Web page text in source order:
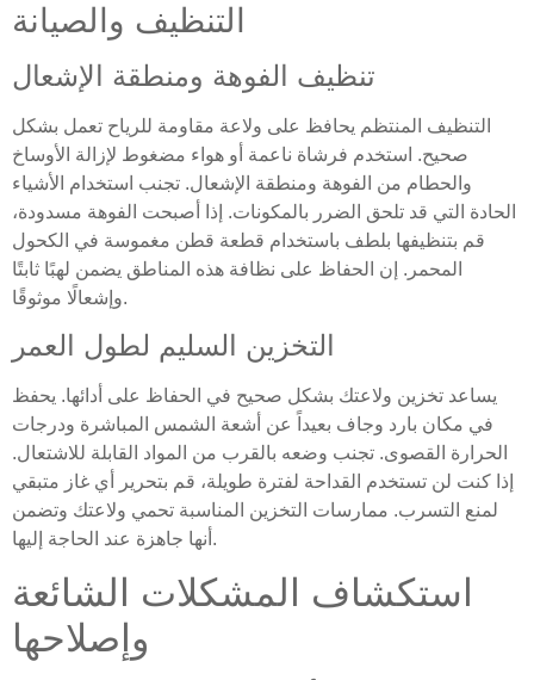
التنظيف والصيانة
تنظيف الفوهة ومنطقة الإشعال
التنظيف المنتظم يحافظ على ولاعة مقاومة للرياح تعمل بشكل
صحيح. استخدم فرشاة ناعمة أو هواء مضغوط لإزالة الأوساخ
والحطام من الفوهة ومنطقة الإشعال. تجنب استخدام الأشياء
الحادة التي قد تلحق الضرر بالمكونات. إذا أصبحت الفوهة مسدودة،
قم بتنظيفها بلطف باستخدام قطعة قطن مغموسة في الكحول
المحمر. إن الحفاظ على نظافة هذه المناطق يضمن لهبًا ثابتًا
وإشعالًا موثوقًا.
التخزين السليم لطول العمر
يساعد تخزين ولاعتك بشكل صحيح في الحفاظ على أدائها. يحفظ
في مكان بارد وجاف بعيداً عن أشعة الشمس المباشرة ودرجات
الحرارة القصوى. تجنب وضعه بالقرب من المواد القابلة للاشتعال.
إذا كنت لن تستخدم القداحة لفترة طويلة، قم بتحرير أي غاز متبقي
لمنع التسرب. ممارسات التخزين المناسبة تحمي ولاعتك وتضمن
أنها جاهزة عند الحاجة إليها.
استكشاف المشكلات الشائعة
وإصلاحها